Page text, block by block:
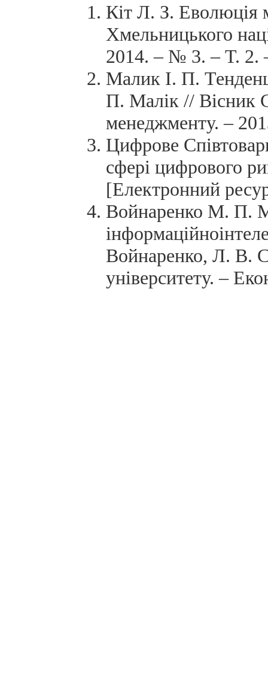
Кіт Л. З. Еволюція
Хмельницького
2014. – № 3. – Т. 2.
Малик І. П.
П. Малік // Вісник
менеджменту. –
Цифрове
сфері цифрового
[Електронний
Войнаренко М. П.
Войнаренко, Л. В.
університету. –